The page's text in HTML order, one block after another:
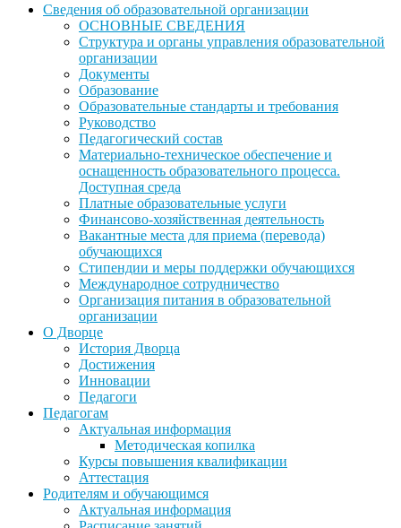
Сведения об образовательной организации
ОСНОВНЫЕ СВЕДЕНИЯ
Структура и органы управления образовательной
организации
Документы
Образование
Образовательные стандарты и требования
Руководство
Педагогический состав
Материально-техническое обеспечение и
оснащенность образовательного процесса.
Доступная среда
Платные образовательные услуги
Финансово-хозяйственная деятельность
Вакантные места для приема (перевода)
обучающихся
Стипендии и меры поддержки обучающихся
Международное сотрудничество
Организация питания в образовательной
организации
О Дворце
История Дворца
Достижения
Инновации
Педагоги
Педагогам
Актуальная информация
Методическая копилка
Курсы повышения квалификации
Аттестация
Родителям и обучающимся
Актуальная информация